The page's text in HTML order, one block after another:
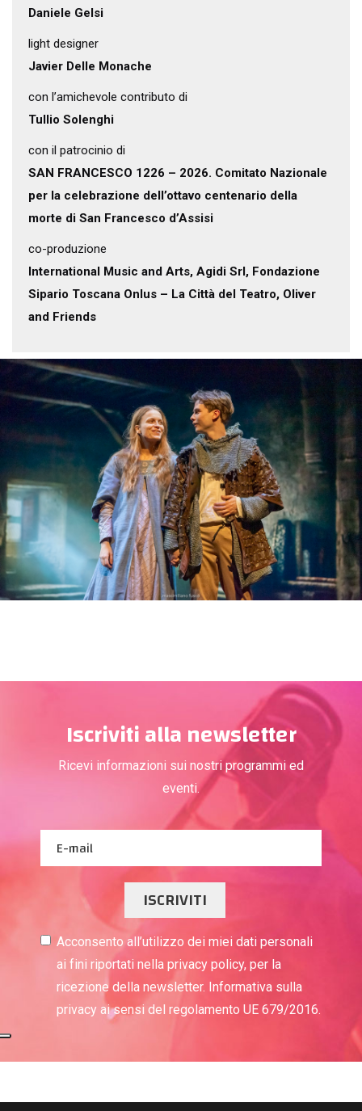
Daniele Gelsi
light designer
Javier Delle Monache
con l’amichevole contributo di
Tullio Solenghi
con il patrocinio di
SAN FRANCESCO 1226 – 2026. Comitato Nazionale
per la celebrazione dell’ottavo centenario della
morte di San Francesco d’Assisi
co-produzione
International Music and Arts, Agidi Srl, Fondazione
Sipario Toscana Onlus – La Città del Teatro, Oliver
and Friends
Iscriviti alla newsletter
Ricevi informazioni sui nostri programmi ed
eventi.
ISCRIVITI
Acconsento all’utilizzo dei miei dati personali
ai fini riportati nella privacy policy, per la
ricezione della newsletter. Informativa sulla
privacy ai sensi del regolamento UE 679/2016.